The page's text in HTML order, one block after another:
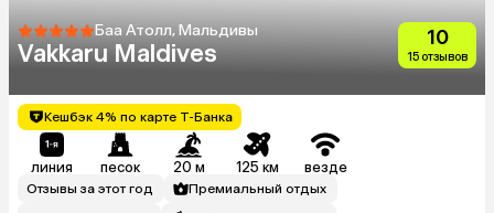
Баа Атолл, Мальдивы
Vakkaru Maldives
10
15 отзывов
Кешбэк 4% по карте Т-Банка
линия песок 20 м 125 км везде
Отзывы за этот год
Премиальный отдых